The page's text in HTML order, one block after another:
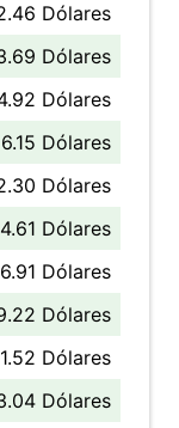
Dólares
Dólares
Dólares
6.15 Dólares
Dólares
Dólares
Dólares
Dólares
Dólares
Dólares